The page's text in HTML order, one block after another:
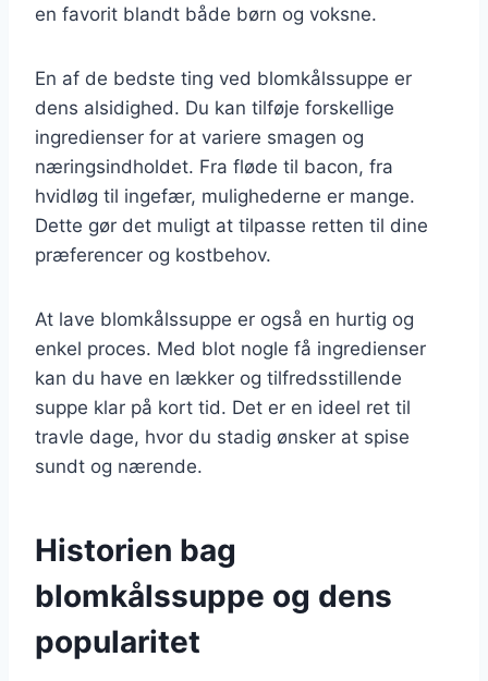
en favorit blandt både børn og voksne.
En af de bedste ting ved blomkålssuppe er
dens alsidighed. Du kan tilføje forskellige
ingredienser for at variere smagen og
næringsindholdet. Fra fløde til bacon, fra
hvidløg til ingefær, mulighederne er mange.
Dette gør det muligt at tilpasse retten til dine
præferencer og kostbehov.
At lave blomkålssuppe er også en hurtig og
enkel proces. Med blot nogle få ingredienser
kan du have en lækker og tilfredsstillende
suppe klar på kort tid. Det er en ideel ret til
travle dage, hvor du stadig ønsker at spise
sundt og nærende.
Historien bag
blomkålssuppe og dens
popularitet